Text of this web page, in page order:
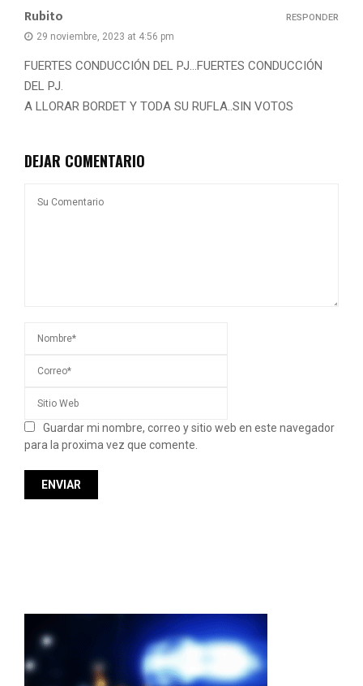
Rubito
29 noviembre, 2023 at 4:56 pm
FUERTES CONDUCCIÓN DEL PJ…FUERTES CONDUCCIÓN
DEL PJ.
A LLORAR BORDET Y TODA SU RUFLA..SIN VOTOS
RESPONDER
DEJAR COMENTARIO
Guardar mi nombre, correo y sitio web en este navegador
para la proxima vez que comente.